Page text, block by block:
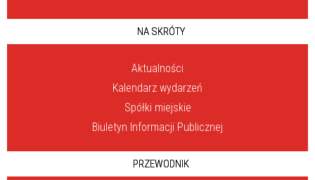
NA SKRÓTY
Aktualności
Kalendarz wydarzeń
Spółki miejskie
Biuletyn Informacji Publicznej
PRZEWODNIK